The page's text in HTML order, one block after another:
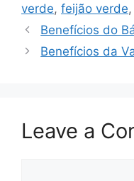
verde, feijão verde,
Benefícios do
Benefícios da
Leave a